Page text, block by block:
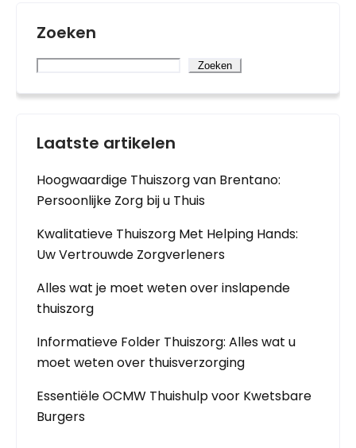
Zoeken
Zoeken
Laatste artikelen
Hoogwaardige Thuiszorg van Brentano:
Persoonlijke Zorg bij u Thuis
Kwalitatieve Thuiszorg Met Helping Hands:
Uw Vertrouwde Zorgverleners
Alles wat je moet weten over inslapende
thuiszorg
Informatieve Folder Thuiszorg: Alles wat u
moet weten over thuisverzorging
Essentiële OCMW Thuishulp voor Kwetsbare
Burgers